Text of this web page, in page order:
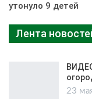
утонуло 9 детей
Лента
23